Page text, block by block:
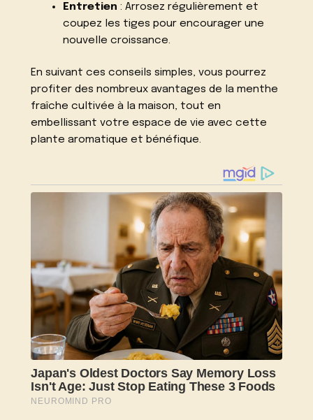
Entretien : Arrosez régulièrement et
coupez les tiges pour encourager une
nouvelle croissance.
En suivant ces conseils simples, vous pourrez
profiter des nombreux avantages de la menthe
fraîche cultivée à la maison, tout en
embellissant votre espace de vie avec cette
plante aromatique et bénéfique.